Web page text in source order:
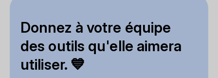
Donnez à votre équipe
des outils qu'elle aimera
utiliser. 💙